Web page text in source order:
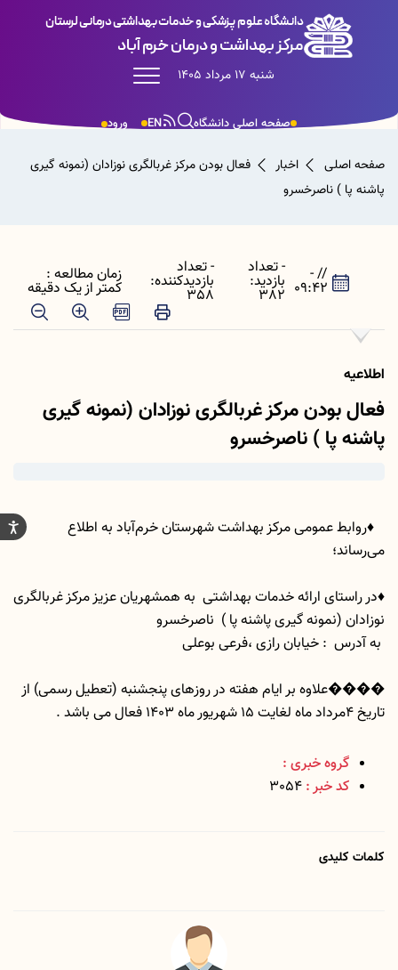
دانشگاه علوم پزشکی و خدمات بهداشتی درمانی لرستان
مرکز بهداشت و درمان خرم آباد
شنبه 17 مرداد 1405
ورود EN صفحه اصلی دانشگاه
صفحه اصلی اخبار
فعال بودن مرکز غربالگری نوزادان (نمونه گیری
پاشنه پا ) ناصرخسرو
// -
09:42
- تعداد
بازدید:
382
- تعداد
بازدیدکننده:
358
زمان مطالعه :
کمتر از یک دقیقه
اطلاعیه
فعال بودن مرکز غربالگری نوزادان (نمونه گیری
پاشنه پا ) ناصرخسرو
♦️روابط عمومی مرکز بهداشت شهرستان خرم‌آباد به اطلاع
می‌رساند؛
♦️در راستای ارائه خدمات بهداشتی به همشهریان عزیز مرکز غربالگری
نوزادان (نمونه گیری پاشنه پا ) ناصرخسرو
به آدرس : خیابان رازی ،فرعی بوعلی
����علاوه بر ایام هفته در روزهای پنجشنبه (تعطیل رسمی) از
تاریخ 4مرداد ماه لغایت 15 شهریور ماه 1403 فعال می باشد .
گروه خبری :
کد خبر : 3054
کلمات کلیدی